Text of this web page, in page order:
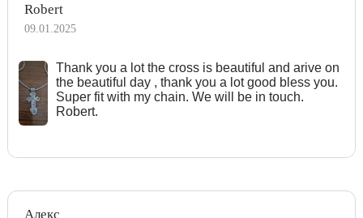
Robert
09.01.2025
Тhank you a lot the cross is beautiful and arive on
the beautiful day , thank you a lot good bless you.
Super fit with my chain. We will be in touch.
Robert.
Алекс